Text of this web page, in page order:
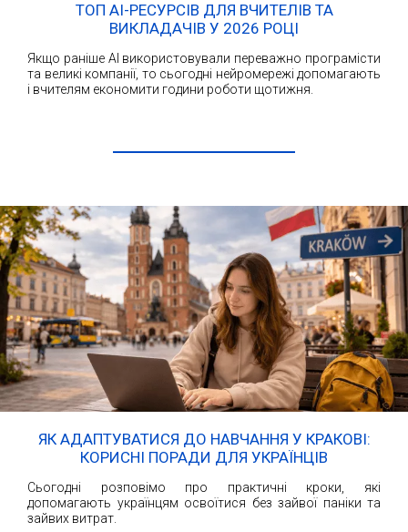
ТОП AI-РЕСУРСІВ ДЛЯ ВЧИТЕЛІВ ТА
ВИКЛАДАЧІВ У 2026 РОЦІ
Якщо раніше AI використовували переважно програмісти
та великі компанії, то сьогодні нейромережі допомагають
і вчителям економити години роботи щотижня.
ЯК АДАПТУВАТИСЯ ДО НАВЧАННЯ У КРАКОВІ:
КОРИСНІ ПОРАДИ ДЛЯ УКРАЇНЦІВ
Сьогодні розповімо про практичні кроки, які
допомагають українцям освоїтися без зайвої паніки та
зайвих витрат.